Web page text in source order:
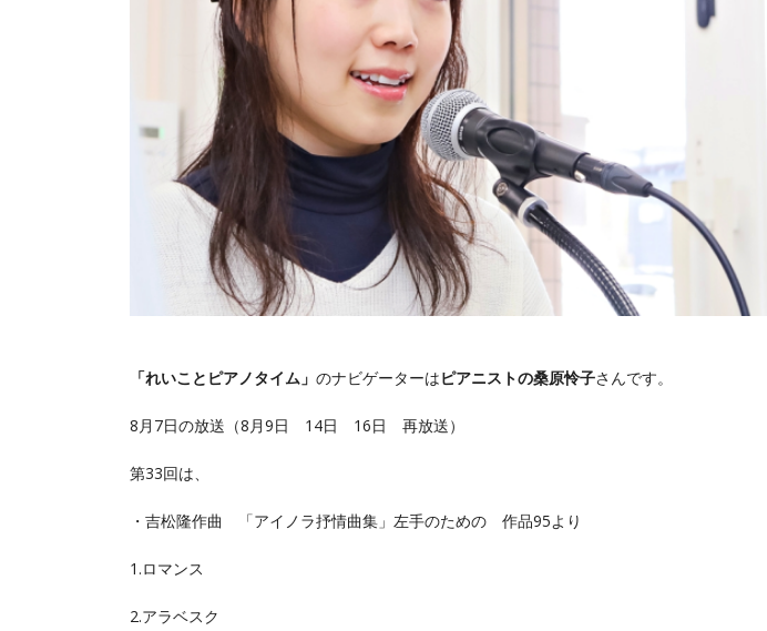
「れいことピアノタイム」 のナビゲーターはピアニストの桑原怜子さんです。
8月7日の放送（8月9日 14日 16日 再放送）
第33回は、
・吉松隆作曲 「アイノラ抒情曲集」左手のための 作品95より
1.ロマンス
2.アラベスク